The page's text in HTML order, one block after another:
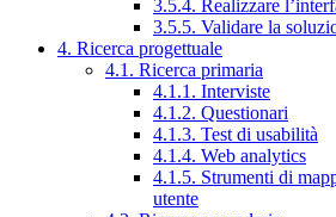
3.5.4. Realizzare
3.5.5. Validare la
4. Ricerca progettuale
4.1. Ricerca primaria
4.1.1. Interviste
4.1.2. Questionari
4.1.3. Test di usabilità
4.1.4. Web analytics
4.1.5. Strumenti di
utente